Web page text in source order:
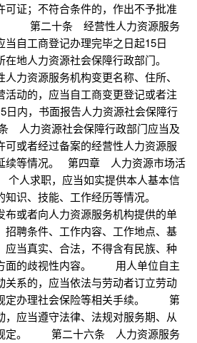
可证；不符合条件的，作出不予批准
。 第二十条 经营性人力资源服务
自工商登记办理完毕之日起15日
地人力资源社会保障行政部门。
资源服务机构变更名称、住所、
活动的，应当自工商变更登记或者注
日内，书面报告人力资源社会保障行
力资源社会保障行政部门应当及
可或者经过备案的经营性人力资源服
续等情况。 第四章 人力资源市场活
求职，应当如实提供本人基本信
知识、技能、工作经历等情况。
或者向人力资源服务机构提供的单
招聘条件、工作内容、工作地点、基
应当真实、合法，不得含有民族、种
面的歧视性内容。 用人单位自主
关系的，应当依法与劳动者订立劳动
定办理社会保险等相关手续。 第
应当遵守法律、法规对服务期、从
规定。 第二十六条 人力资源服务